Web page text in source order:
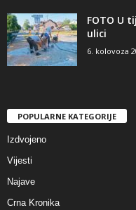
FOTO U
ulici
6. kolovoza
POPULARNE KATEGORIJE
Izdvojeno
Vijesti
Najave
Crna Kronika